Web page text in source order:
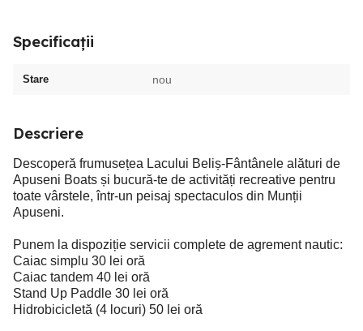
Specificații
Stare nou
Descriere
Descoperă frumusețea Lacului Beliș-Fântânele alături de
Apuseni Boats și bucură-te de activități recreative pentru
toate vârstele, într-un peisaj spectaculos din Munții
Apuseni.
Punem la dispoziție servicii complete de agrement nautic:
Caiac simplu 30 lei oră
Caiac tandem 40 lei oră
Stand Up Paddle 30 lei oră
Hidrobicicletă (4 locuri) 50 lei oră